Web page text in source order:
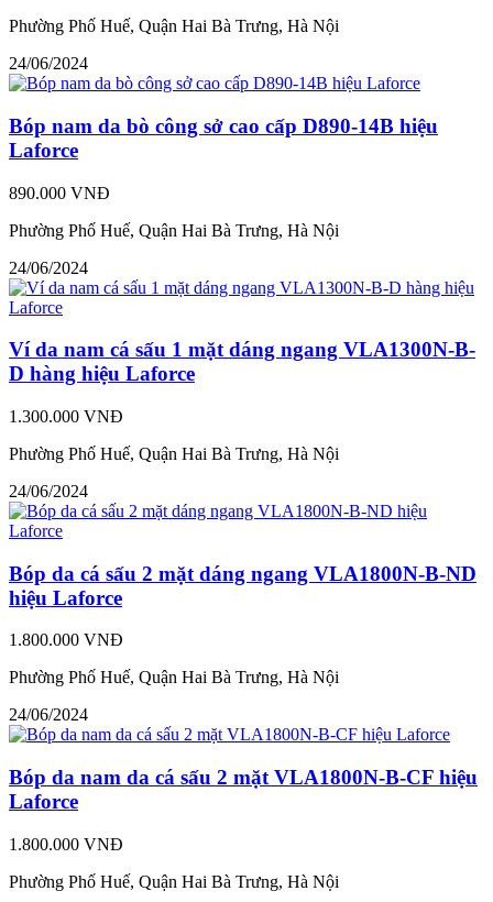
Phường Phố Huế, Quận Hai Bà Trưng, Hà Nội
24/06/2024
Bóp nam da bò công sở cao cấp D890-14B hiệu
Laforce
890.000 VNĐ
Phường Phố Huế, Quận Hai Bà Trưng, Hà Nội
24/06/2024
Ví da nam cá sấu 1 mặt dáng ngang VLA1300N-B-
D hàng hiệu Laforce
1.300.000 VNĐ
Phường Phố Huế, Quận Hai Bà Trưng, Hà Nội
24/06/2024
Bóp da cá sấu 2 mặt dáng ngang VLA1800N-B-ND
hiệu Laforce
1.800.000 VNĐ
Phường Phố Huế, Quận Hai Bà Trưng, Hà Nội
24/06/2024
Bóp da nam da cá sấu 2 mặt VLA1800N-B-CF hiệu
Laforce
1.800.000 VNĐ
Phường Phố Huế, Quận Hai Bà Trưng, Hà Nội